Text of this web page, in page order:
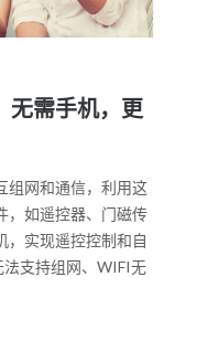
无需手机，更
组网和通信，利用这
，如遥控器、门磁传
，实现遥控控制和自
法支持组网、WIFI无